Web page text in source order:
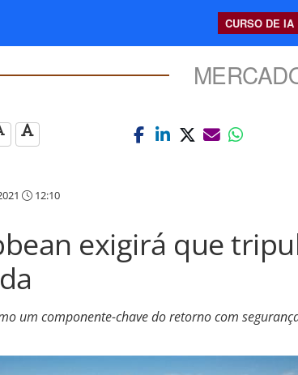
CURSO DE IA
12:10
exigirá que
um componente-chave do retorno com